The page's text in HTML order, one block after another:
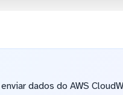
enviar dados do AWS